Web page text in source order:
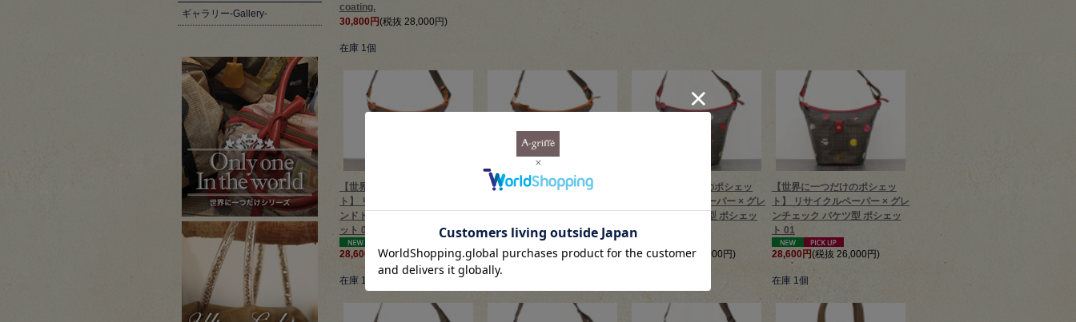
ギャラリー-Gallery-
coating.
30,800円(税抜 28,000円)
在庫 1個
【世界に一つだけのポシェッ
ト】 リサイクルペーパー × ハウ
ンドトゥース バケツ型 ポシェ
ット 02
28,600円(税抜 26,000円)
在庫 1個
【世界に一つだけのポシェッ
ット 01
28,600円(税抜 26,000円)
在庫 1個
【世界に一つだけのポシェッ
ト】 リサイクルペーパー × グレ
ンチェック バケツ型 ポシェッ
ト 02
28,600円(税抜 26,000円)
【世界に一つだけのポシェッ
ト】 リサイクルペーパー × グレ
ンチェック バケツ型 ポシェッ
ト 01
28,600円(税抜 26,000円)
在庫 1個